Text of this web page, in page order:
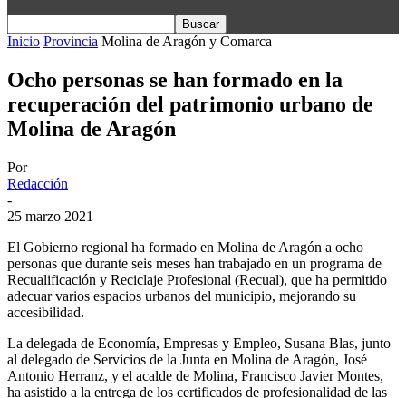
Inicio Provincia Molina de Aragón y Comarca
Ocho personas se han formado en la
recuperación del patrimonio urbano de
Molina de Aragón
Por
Redacción
-
25 marzo 2021
El Gobierno regional ha formado en Molina de Aragón a ocho
personas que durante seis meses han trabajado en un programa de
Recualificación y Reciclaje Profesional (Recual), que ha permitido
adecuar varios espacios urbanos del municipio, mejorando su
accesibilidad.
La delegada de Economía, Empresas y Empleo, Susana Blas, junto
al delegado de Servicios de la Junta en Molina de Aragón, José
Antonio Herranz, y el acalde de Molina, Francisco Javier Montes,
ha asistido a la entrega de los certificados de profesionalidad de las